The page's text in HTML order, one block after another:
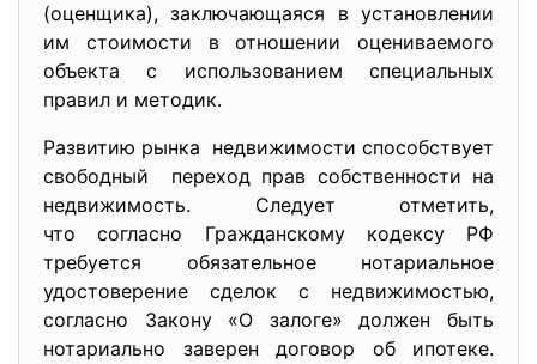
(оценщика), заключающаяся в установлении
им стоимости в отношении оцениваемого
объекта с использованием специальных
правил и методик.
Развитию рынка недвижимости способствует
свободный переход прав собственности на
недвижимость. Следует отметить,
что согласно Гражданскому кодексу РФ
требуется обязательное нотариальное
удостоверение сделок с недвижимостью,
согласно Закону «О залоге» должен быть
нотариально заверен договор об ипотеке.